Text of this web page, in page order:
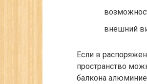
внешний
Если в
пространство
балкона